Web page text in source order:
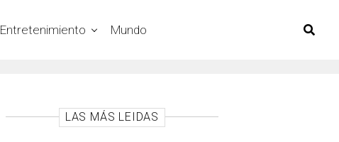
Entretenimiento Mundo
LAS MÁS LEIDAS